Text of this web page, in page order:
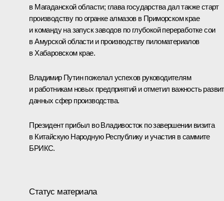
в Магаданской области; глава государства дал также старт
производству по огранке алмазов в Приморском крае
и команду на запуск заводов по глубокой переработке сои
в Амурской области и производству пиломатериалов
в Хабаровском крае.
Владимир Путин пожелал успехов руководителям
и работникам новых предприятий и отметил важность
данных сфер производства.
Президент прибыл во Владивосток по завершении визита
в Китайскую Народную Республику и участия в саммите
БРИКС.
Статус материала